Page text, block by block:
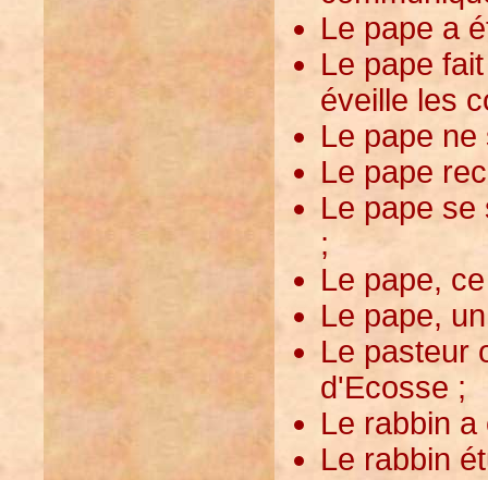
Le pape a
Le pape
éveille les
Le pape ne
Le pape
Le pape
;
Le pape,
Le pape,
Le pasteur
d'Ecosse ;
Le rabbin
Le rabbin